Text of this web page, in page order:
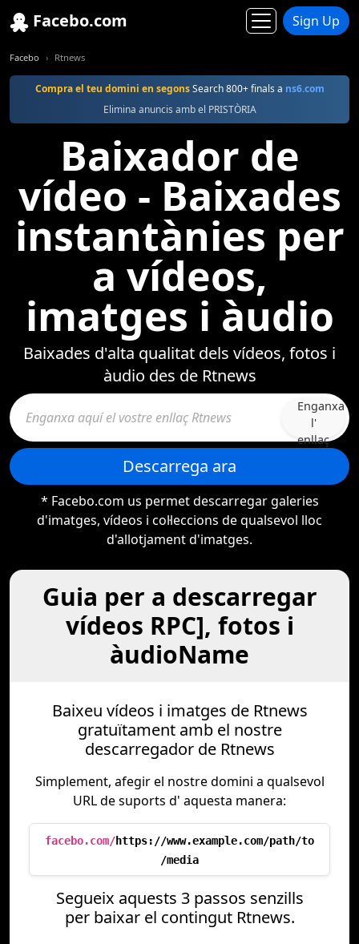
Facebo.com Sign Up
Facebo Rtnews
Compra el teu domini en segonsSearch 800+ finals a ns6.com
Elimina anuncis amb el PRISTÒRIA
Baixador de
vídeo - Baixades
instantànies per
a vídeos,
imatges i àudio
Baixades d'alta qualitat dels vídeos, fotos i
àudio des de Rtnews
Enganxa
l'
enllaç
Descarrega ara
* Facebo.com us permet descarregar galeries
d'imatges, vídeos i col·leccions de qualsevol lloc
d'allotjament d'imatges.
Guia per a descarregar
vídeos RPC], fotos i
àudioName
Baixeu vídeos i imatges de Rtnews
gratuïtament amb el nostre
descarregador de Rtnews
Simplement, afegir el nostre domini a qualsevol
URL de suports d' aquesta manera:
facebo.com/https://www.example.com/path/to
/media
Segueix aquests 3 passos senzills
per baixar el contingut Rtnews.